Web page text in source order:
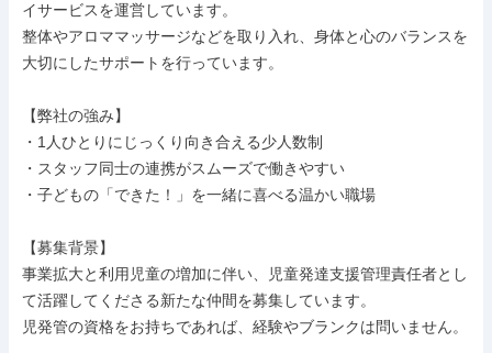
イサービスを運営しています。
整体やアロママッサージなどを取り入れ、身体と心のバランスを
大切にしたサポートを行っています。
【弊社の強み】
・1人ひとりにじっくり向き合える少人数制
・スタッフ同士の連携がスムーズで働きやすい
・子どもの「できた！」を一緒に喜べる温かい職場
【募集背景】
事業拡大と利用児童の増加に伴い、児童発達支援管理責任者とし
て活躍してくださる新たな仲間を募集しています。
児発管の資格をお持ちであれば、経験やブランクは問いません。